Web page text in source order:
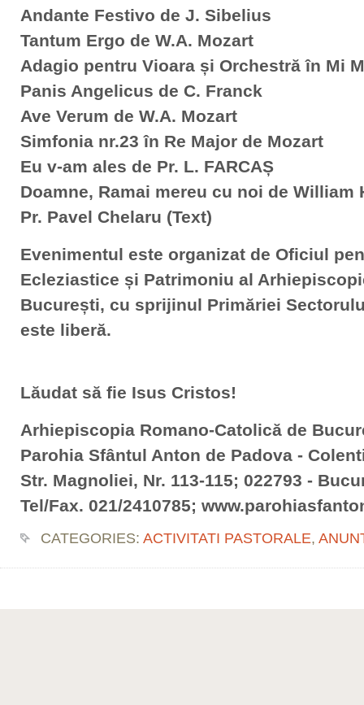
Andante Festivo de J. Sibelius
Tantum Ergo de W.A. Mozart
Adagio pentru Vioara și Orchestră în Mi
Panis Angelicus de C. Franck
Ave Verum de W.A. Mozart
Simfonia nr.23 în Re Major de Mozart
Eu v-am ales de Pr. L. FARCAȘ
Doamne, Ramai mereu cu noi de William
Pr. Pavel Chelaru (Text)
Evenimentul este organizat de Oficiul
Ecleziastice și Patrimoniu al
București, cu sprijinul Primăriei
este liberă.
Lăudat să fie Isus Cristos!
Arhiepiscopia Romano-Catolică de
Parohia Sfântul Anton de Padova -
Str. Magnoliei, Nr. 113-115; 022793 -
Tel/Fax. 021/2410785;
CATEGORIES: ACTIVITATI PASTORALE,